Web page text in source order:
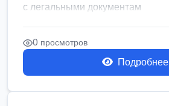
с легальными документам
0 просмотров
Подробнее